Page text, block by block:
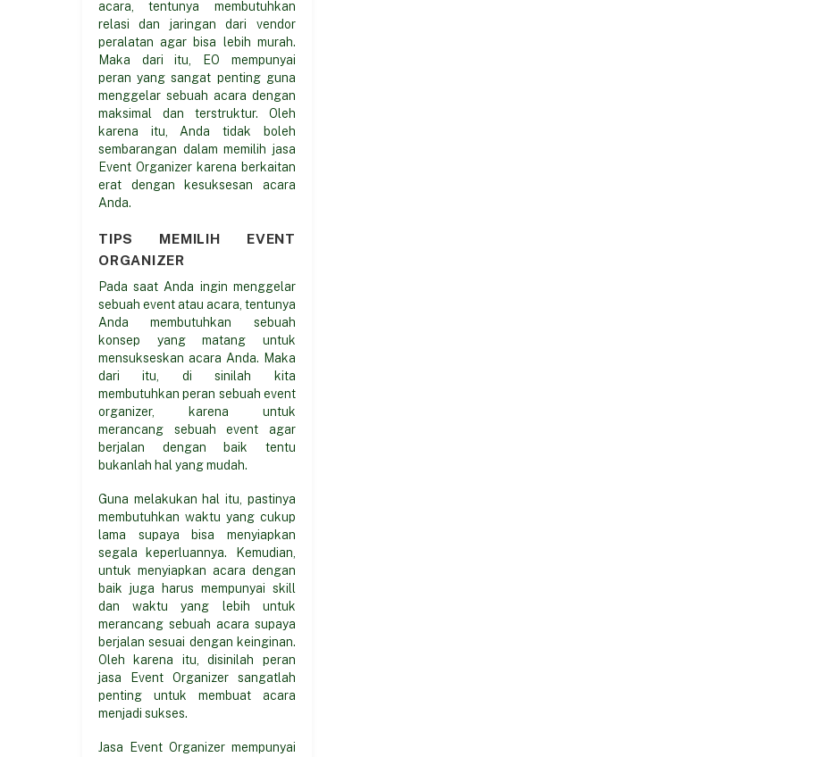
acara, tentunya membutuhkan
relasi dan jaringan dari vendor
peralatan agar bisa lebih murah.
Maka dari itu, EO mempunyai
peran yang sangat penting guna
menggelar sebuah acara dengan
maksimal dan terstruktur. Oleh
karena itu, Anda tidak boleh
sembarangan dalam memilih jasa
Event Organizer karena berkaitan
erat dengan kesuksesan acara
Anda.
TIPS MEMILIH EVENT
ORGANIZER
Pada saat Anda ingin menggelar
sebuah event atau acara, tentunya
Anda membutuhkan sebuah
konsep yang matang untuk
mensukseskan acara Anda. Maka
dari itu, di sinilah kita
membutuhkan peran sebuah event
organizer, karena untuk
merancang sebuah event agar
berjalan dengan baik tentu
bukanlah hal yang mudah.
Guna melakukan hal itu, pastinya
membutuhkan waktu yang cukup
lama supaya bisa menyiapkan
segala keperluannya. Kemudian,
untuk menyiapkan acara dengan
baik juga harus mempunyai skill
dan waktu yang lebih untuk
merancang sebuah acara supaya
berjalan sesuai dengan keinginan.
Oleh karena itu, disinilah peran
jasa Event Organizer sangatlah
penting untuk membuat acara
menjadi sukses.
Jasa Event Organizer mempunyai